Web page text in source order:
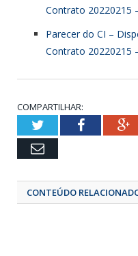
Contrato 20220215
Parecer do CI –
Contrato 20220215
COMPARTILHAR:
Twitter
Email
CONTEÚDO